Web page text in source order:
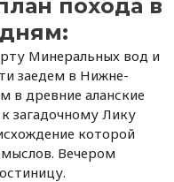
похода в
Минеральных вод и
заедем в Нижне-
в древние аланские
загадочному Лику
которой
Вечером